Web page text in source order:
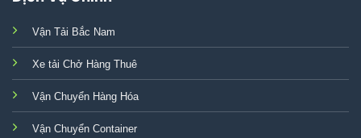
Vận Tải Bắc Nam
Xe tải Chở Hàng Thuê
Vận Chuyển Hàng Hóa
Vận Chuyển Container